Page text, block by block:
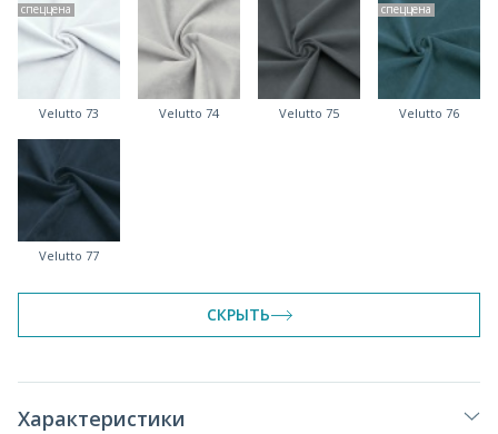
спеццена
Velutto 73 Velutto 74 Velutto 75
спеццена
Velutto 76
Velutto 77
СКРЫТЬ
Характеристики